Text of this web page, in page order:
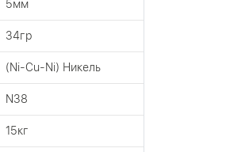
5мм
34гр
(Ni-Cu-Ni) Никель
N38
15кг